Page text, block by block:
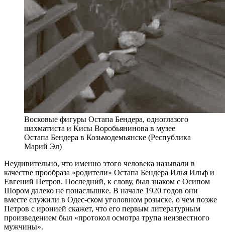
Восковые фигуры Остапа Бендера, одноглазого
шахматиста и Кисы Воробьянинова в музее
Остапа Бендера в Козьмодемьянске (Республика
Марий Эл)
Неудивительно, что именно этого человека называли в
качестве прообраза «родители» Остапа Бендера Илья Ильф и
Евгений Петров. Последний, к слову, был знаком с Осипом
Шором далеко не понаслышке. В начале 1920 годов они
вместе служили в Одес-ском уголовном розыске, о чем позже
Петров с иронией скажет, что его первым литературным
произведением был «протокол осмотра трупа неизвестного
мужчины».